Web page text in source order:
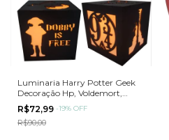
Luminaria Harry Potter Geek
Decoração Hp, Voldemort,
Plataforma 9 3/4 em MDF em
15CM
R$72,99 -19% OFF
R$90,00